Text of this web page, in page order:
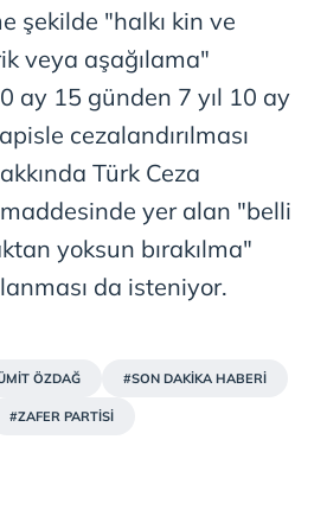
şekilde "halkı kin ve
veya aşağılama"
ay 15 günden 7 yıl 10 ay
cezalandırılması
Türk Ceza
yer alan "belli
yoksun bırakılma"
da isteniyor.
ÖZDAĞ #SON DAKİKA HABERİ
#ZAFER PARTİSİ